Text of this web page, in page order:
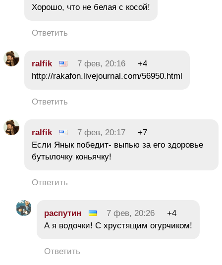
Хорошо, что не белая с косой!
Ответить
ralfik 7 фев, 20:16
+4
http://rakafon.livejournal.com/56950.html
Ответить
ralfik 7 фев, 20:17
+7
Если Янык победит- выпью за его здоровье
бутылочку коньячку!
Ответить
распутин 7 фев, 20:26
+4
А я водочки! С хрустящим огурчиком!
Ответить